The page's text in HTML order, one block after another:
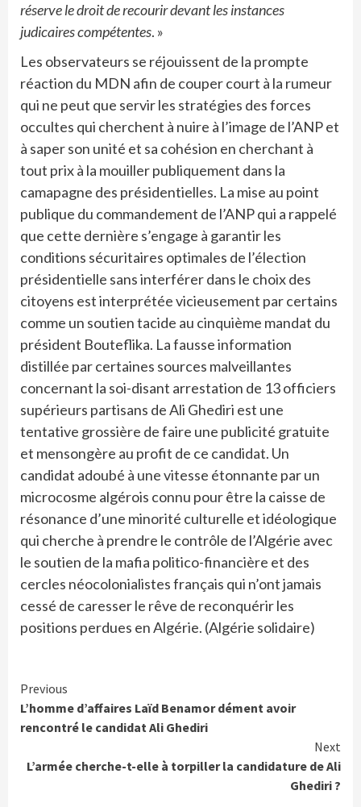
réserve le droit de recourir devant les instances
judicaires compétentes. »
Les observateurs se réjouissent de la prompte
réaction du MDN afin de couper court à la rumeur
qui ne peut que servir les stratégies des forces
occultes qui cherchent à nuire à l’image de l’ANP et
à saper son unité et sa cohésion en cherchant à
tout prix à la mouiller publiquement dans la
camapagne des présidentielles. La mise au point
publique du commandement de l’ANP qui a rappelé
que cette dernière s’engage à garantir les
conditions sécuritaires optimales de l’élection
présidentielle sans interférer dans le choix des
citoyens est interprétée vicieusement par certains
comme un soutien tacide au cinquième mandat du
président Bouteflika. La fausse information
distillée par certaines sources malveillantes
concernant la soi-disant arrestation de 13 officiers
supérieurs partisans de Ali Ghediri est une
tentative grossière de faire une publicité gratuite
et mensongère au profit de ce candidat. Un
candidat adoubé à une vitesse étonnante par un
microcosme algérois connu pour être la caisse de
résonance d’une minorité culturelle et idéologique
qui cherche à prendre le contrôle de l’Algérie avec
le soutien de la mafia politico-financière et des
cercles néocolonialistes français qui n’ont jamais
cessé de caresser le rêve de reconquérir les
positions perdues en Algérie. (Algérie solidaire)
Continue
Reading
Previous
L’homme d’affaires Laïd Benamor dément avoir
rencontré le candidat Ali Ghediri
Next
L’armée cherche-t-elle à torpiller la candidature de Ali
Ghediri ?